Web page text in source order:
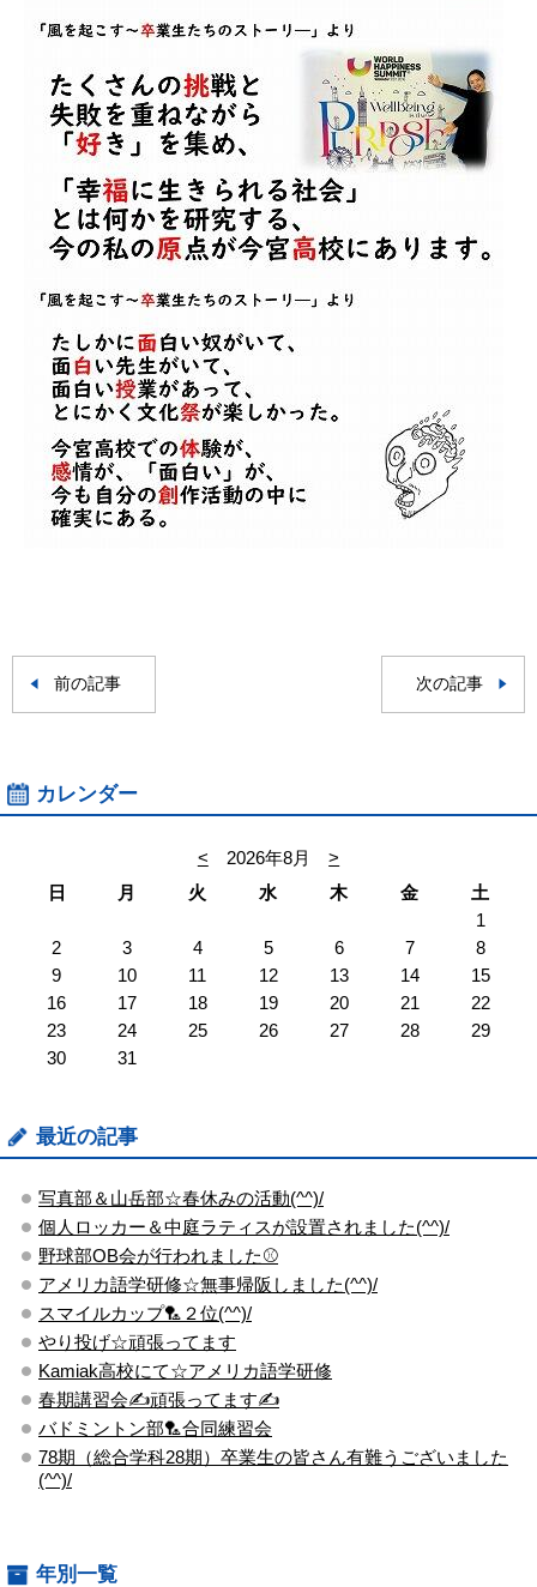
前の記事 次の記事
カレンダー
< 2026年8月
>
日
月 火 水 木 金
土
1
2
3 4 5 6 7
8
9
10 11 12 13 14
15
16
17 18 19 20 21
22
23
24 25 26 27 28
29
30
31
最近の記事
写真部＆山岳部☆春休みの活動(^^)/
個人ロッカー＆中庭ラティスが設置されました(^^)/
野球部OB会が行われました⚾
アメリカ語学研修☆無事帰阪しました(^^)/
スマイルカップ🏸２位(^^)/
やり投げ☆頑張ってます
Kamiak高校にて☆アメリカ語学研修
春期講習会✍頑張ってます✍
バドミントン部🏸合同練習会
78期（総合学科28期）卒業生の皆さん有難うございました
(^^)/
年別一覧